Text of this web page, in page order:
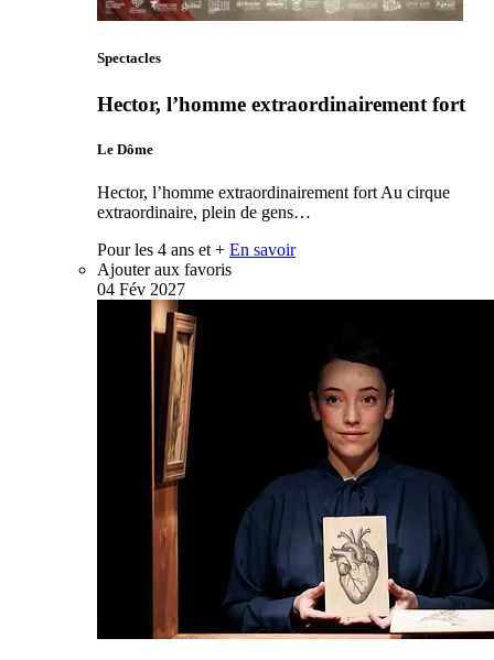
Spectacles
Hector, l’homme extraordinairement fort
Le Dôme
Hector, l’homme extraordinairement fort Au cirque
extraordinaire, plein de gens…
Pour les 4 ans et + En savoir
Ajouter aux favoris
04 Fév 2027